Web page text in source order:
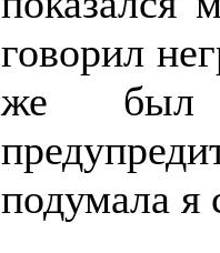
говорил
же был
подумала я